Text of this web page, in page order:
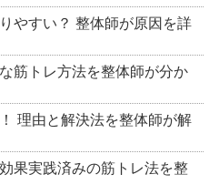
やすい？ 整体師が原因を詳
筋トレ方法を整体師が分か
理由と解決法を整体師が解
果実践済みの筋トレ法を整